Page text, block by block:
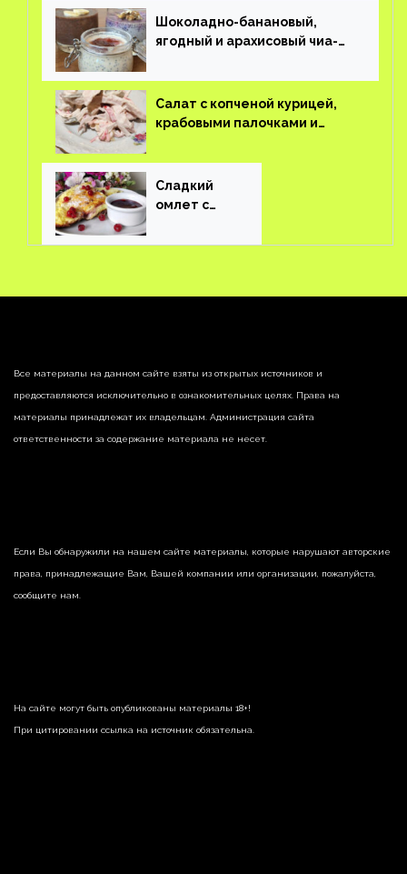
Шоколадно-банановый,
ягодный и арахисовый чиа-
Салат с копченой курицей,
крабовыми палочками и
Сладкий
омлет с
Все материалы на данном сайте взяты из открытых источников и
предоставляются исключительно в ознакомительных целях. Права на
материалы принадлежат их владельцам. Администрация сайта
ответственности за содержание материала не несет.
Если Вы обнаружили на нашем сайте материалы, которые нарушают авторские
права, принадлежащие Вам, Вашей компании или организации, пожалуйста,
сообщите нам.
На сайте могут быть опубликованы материалы 18+!
При цитировании ссылка на источник обязательна.